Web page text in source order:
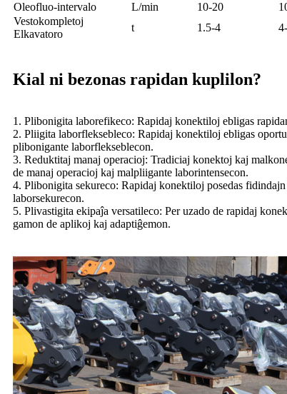
Oleofluo-intervalo
L/min 10-20
Vestokompletoj
Elkavatoro
t 1.5-4
Kial ni bezonas rapidan kuplilon?
1. Plibonigita laborefikeco: Rapidaj konektiloj ebligas
2. Pliigita laborfleksebleco: Rapidaj konektiloj ebligas
plibonigante laborflekseblecon.
3. Reduktitaj manaj operacioj: Tradiciaj konektoj kaj
de manaj operacioj kaj malpliigante laborintensecon.
4. Plibonigita sekureco: Rapidaj konektiloj posedas
laborsekurecon.
5. Plivastigita ekipaĵa versatileco: Per uzado de rapidaj
gamon de aplikoj kaj adaptiĝemon.